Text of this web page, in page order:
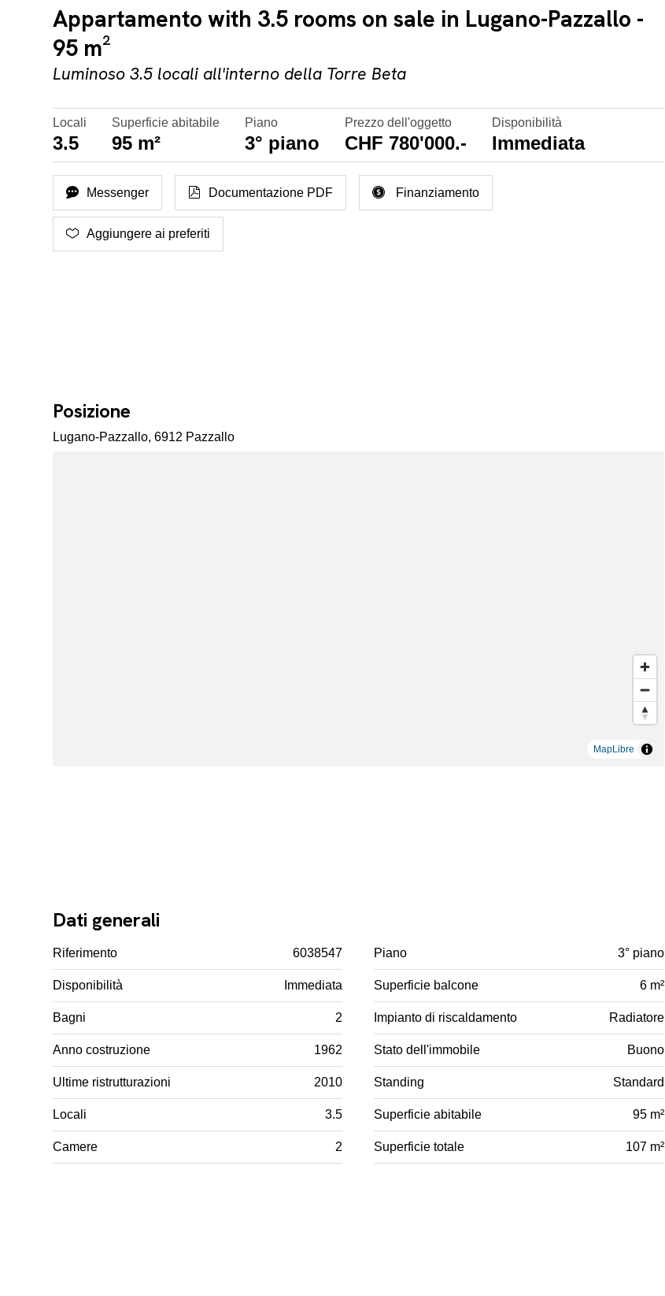
Appartamento with 3.5 rooms on sale in Lugano-Pazzallo -
95 m²
Luminoso 3.5 locali all'interno della Torre Beta
Locali
3.5
Superficie abitabile
95 m²
Piano
3° piano
Prezzo dell'oggetto
CHF 780'000.-
Disponibilità
Immediata
Messenger Documentazione PDF Finanziamento
Aggiungere ai preferiti
Posizione
Lugano-Pazzallo, 6912 Pazzallo
MapLibre
Dati generali
Riferimento 6038547
Disponibilità Immediata
Bagni 2
Anno costruzione 1962
Ultime ristrutturazioni 2010
Locali 3.5
Camere 2
Piano 3° piano
Superficie balcone 6 m²
Impianto di riscaldamento Radiatore
Stato dell'immobile Buono
Standing Standard
Superficie abitabile 95 m²
Superficie totale 107 m²